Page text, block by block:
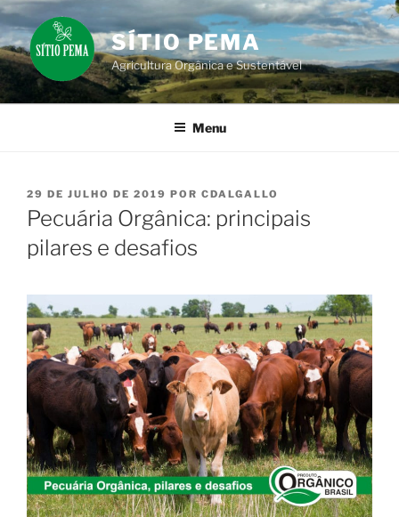
Pular
para
o
conteúdo
SÍTIO PEMA
Agricultura Orgânica e Sustentável
Menu
PUBLICADO
EM
29 DE JULHO DE 2019 POR CDALGALLO
Pecuária Orgânica: principais
pilares e desafios